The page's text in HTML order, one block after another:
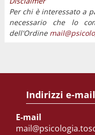
Per chi è interessato a
necessario che lo
dell'Ordine
Indirizzi e-mail
E-mail